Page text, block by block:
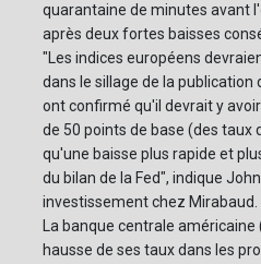
quarantaine de minutes avant
après deux fortes baisses
"Les indices européens
dans le sillage de la publication
ont confirmé qu'il devrait y
de 50 points de base (des taux
qu'une baisse plus rapide et
du bilan de la Fed", indique
investissement chez Mirabaud.
La banque centrale
hausse de ses taux dans les